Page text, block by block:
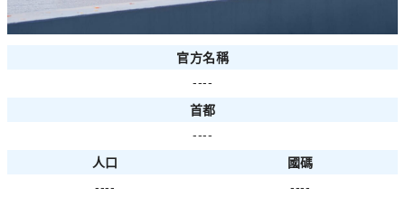
官方名稱
----
首都
----
人口
國碼
----
----